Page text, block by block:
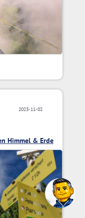
2023-11-02
Himmel & Erde